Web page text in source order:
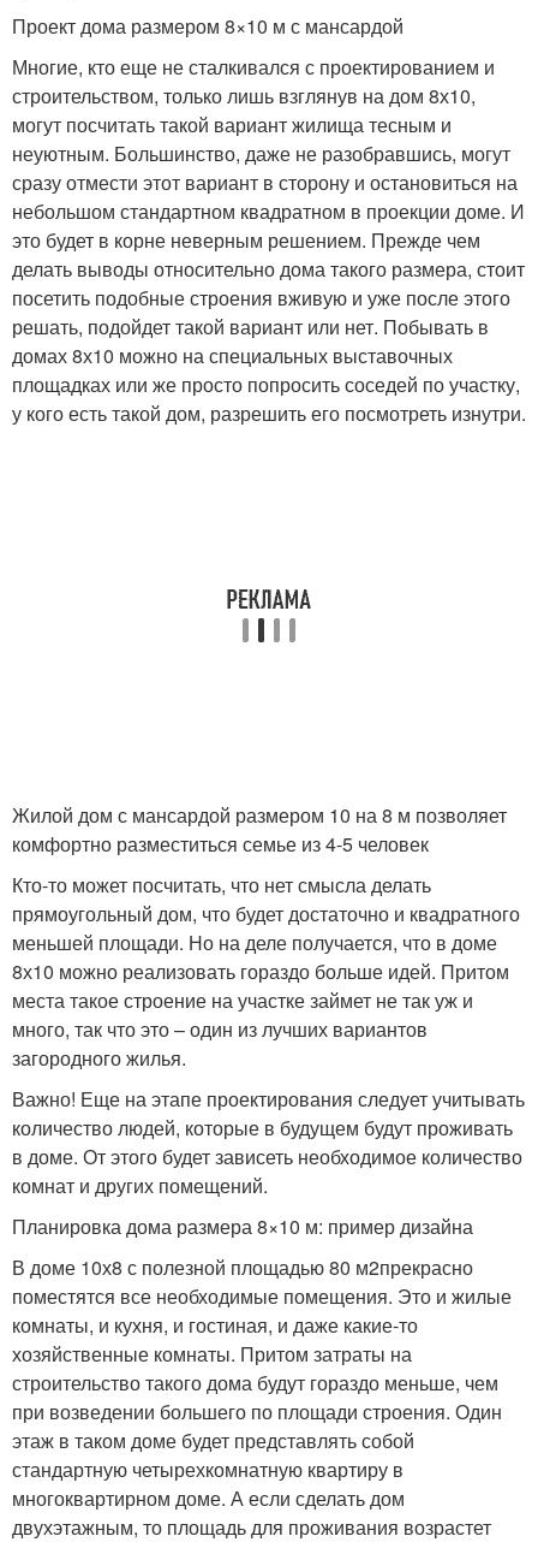
Проект дома размером 8×10 м с мансардой
Многие, кто еще не сталкивался с проектированием и
строительством, только лишь взглянув на дом 8х10,
могут посчитать такой вариант жилища тесным и
неуютным. Большинство, даже не разобравшись, могут
сразу отмести этот вариант в сторону и остановиться на
небольшом стандартном квадратном в проекции доме. И
это будет в корне неверным решением. Прежде чем
делать выводы относительно дома такого размера, стоит
посетить подобные строения вживую и уже после этого
решать, подойдет такой вариант или нет. Побывать в
домах 8х10 можно на специальных выставочных
площадках или же просто попросить соседей по участку,
у кого есть такой дом, разрешить его посмотреть изнутри.
Жилой дом с мансардой размером 10 на 8 м позволяет
комфортно разместиться семье из 4-5 человек
Кто-то может посчитать, что нет смысла делать
прямоугольный дом, что будет достаточно и квадратного
меньшей площади. Но на деле получается, что в доме
8х10 можно реализовать гораздо больше идей. Притом
места такое строение на участке займет не так уж и
много, так что это – один из лучших вариантов
загородного жилья.
Важно! Еще на этапе проектирования следует учитывать
количество людей, которые в будущем будут проживать
в доме. От этого будет зависеть необходимое количество
комнат и других помещений.
Планировка дома размера 8×10 м: пример дизайна
В доме 10х8 с полезной площадью 80 м2прекрасно
поместятся все необходимые помещения. Это и жилые
комнаты, и кухня, и гостиная, и даже какие-то
хозяйственные комнаты. Притом затраты на
строительство такого дома будут гораздо меньше, чем
при возведении большего по площади строения. Один
этаж в таком доме будет представлять собой
стандартную четырехкомнатную квартиру в
многоквартирном доме. А если сделать дом
двухэтажным, то площадь для проживания возрастет